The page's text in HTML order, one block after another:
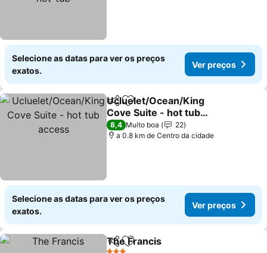
Selecione as datas para ver os preços
exatos.
Ver preços
PartilharAdicionar aos favoritos
Ucluelet/Ocean/King
Cove Suite - hot tub
access
Ver preços
8,4 Muito boa
22
a 0.8 km de Centro da cidade
Selecione as datas para ver os preços
exatos.
Ver preços
PartilharAdicionar aos favoritos
The Francis